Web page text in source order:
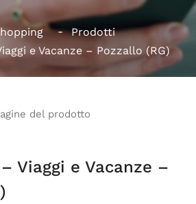
Prodotti
e Vacanze – Pozzallo (RG)
Viaggi e Vacanze –